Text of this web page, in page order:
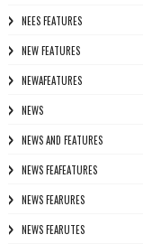
NEES FEATURES
NEW FEATURES
NEWAFEATURES
NEWS
NEWS AND FEATURES
NEWS FEAFEATURES
NEWS FEARURES
NEWS FEARUTES